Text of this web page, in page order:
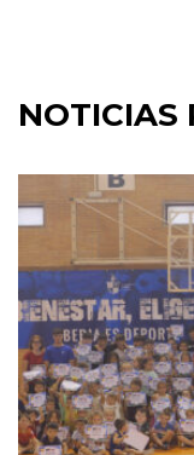
NOTICIAS